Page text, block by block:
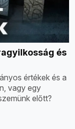
és
értékek és a
vagy egy
előtt?